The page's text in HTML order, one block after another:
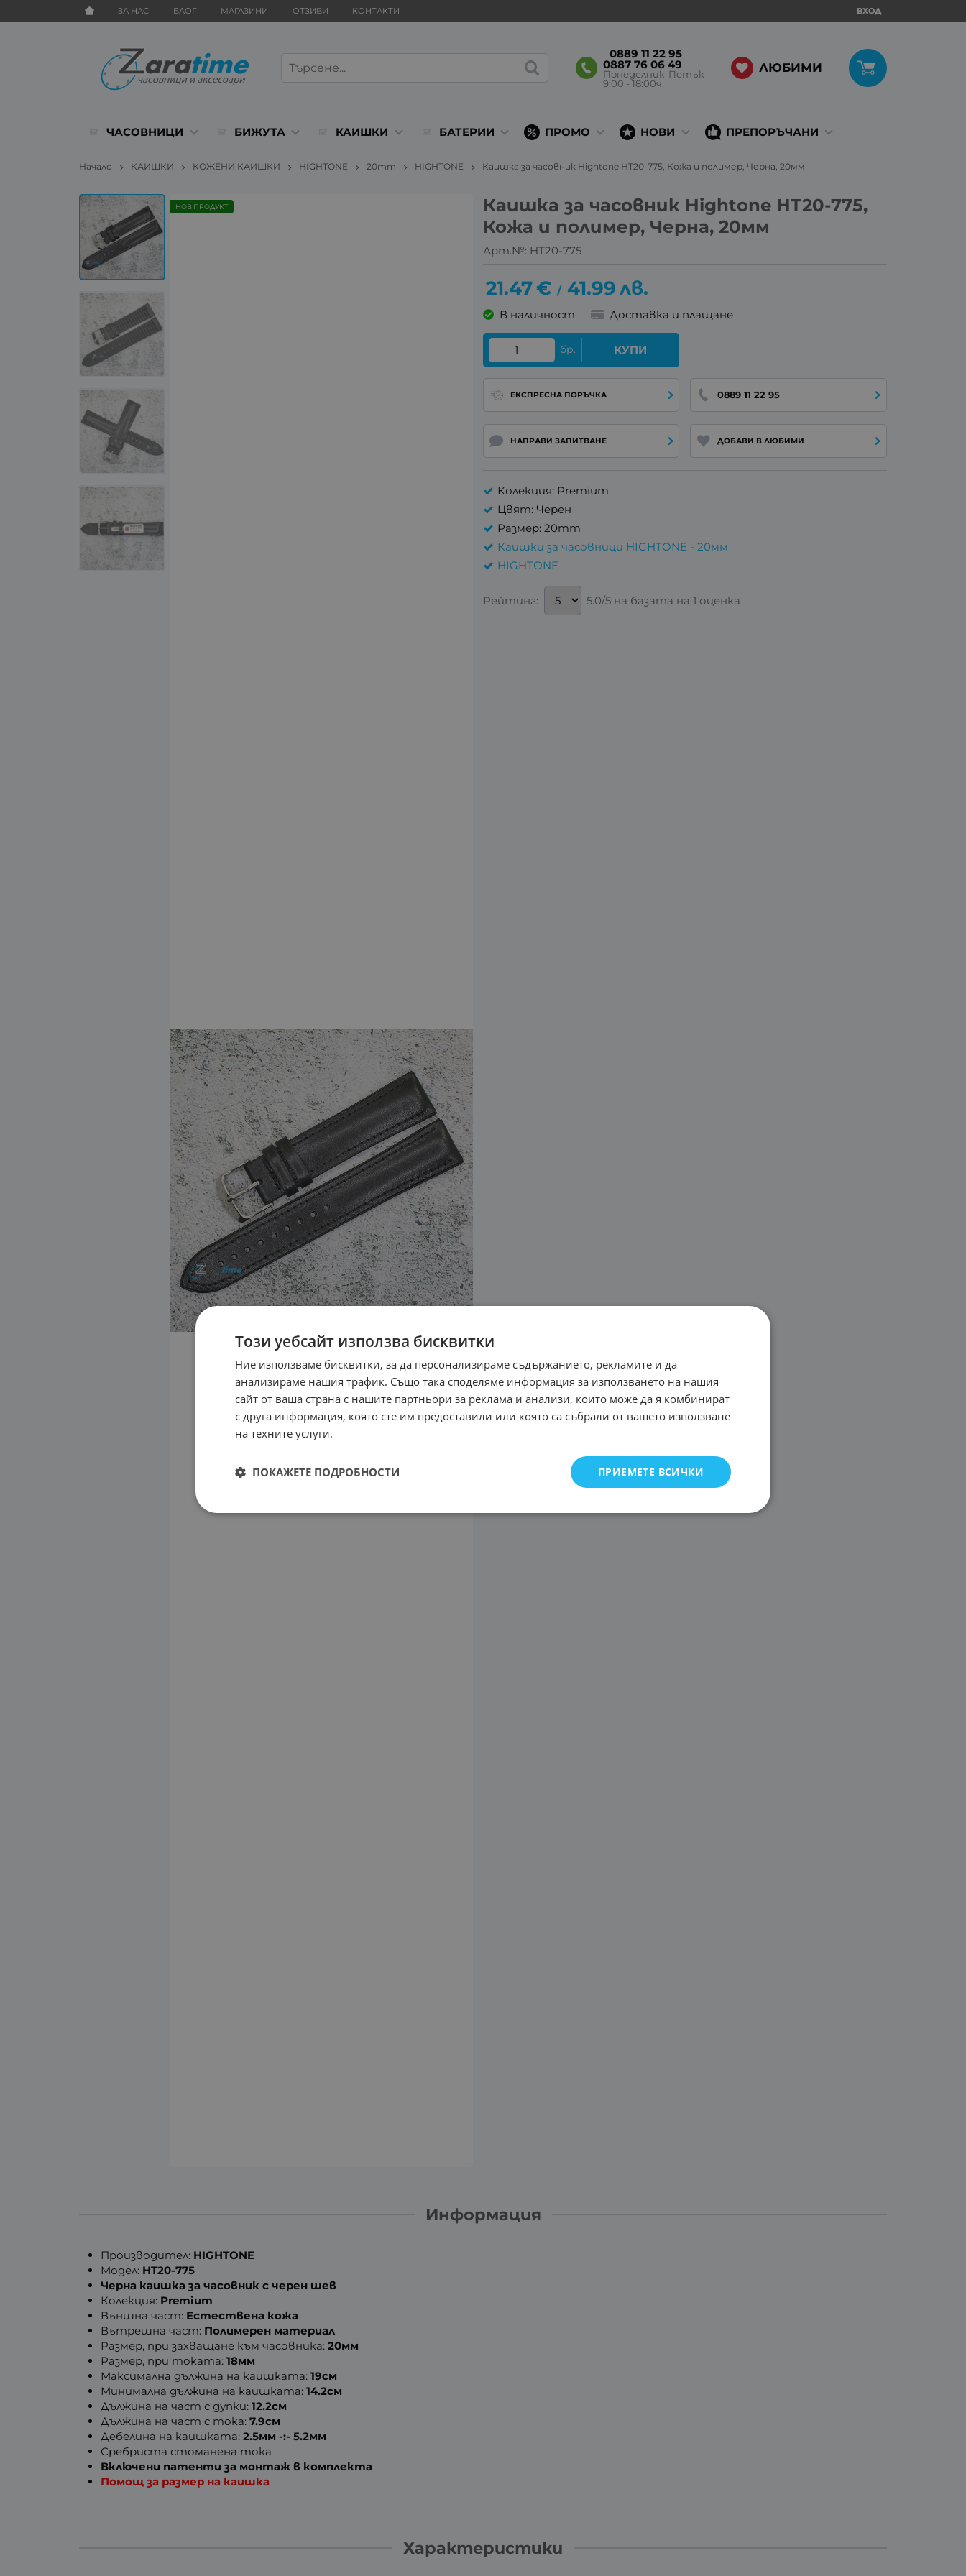
ЗА НАС БЛОГ МАГАЗИНИ ОТЗИВИ КОНТАКТИ ВХОД
0889 11 22 95
0887 76 06 49
Понеделник-Петък
9:00 - 18:00ч.
ЛЮБИМИ
ЧАСОВНИЦИ БИЖУТА КАИШКИ БАТЕРИИ ПРОМО НОВИ ПРЕПОРЪЧАНИ
Начало КАИШКИ КОЖЕНИ КАИШКИ HIGHTONE 20mm HIGHTONE Каишка за часовник Hightone HT20-775, Кожа и полимер, Черна, 20мм
Каишка за часовник Hightone HT20-775,
Кожа и полимер, Черна, 20мм
Арт.№: HT20-775
НОВ ПРОДУКТ
21.47€ / 41.99лв.
В наличност Доставка и плащане
бр. КУПИ
ЕКСПРЕСНА ПОРЪЧКА 0889 11 22 95
НАПРАВИ ЗАПИТВАНЕ ДОБАВИ В ЛЮБИМИ
Колекция: Premium
Цвят: Черен
Размер: 20mm
Каишки за часовници HIGHTONE - 20мм
HIGHTONE
Рейтинг: 5.0/5 на базата на 1 оценка
Информация
Производител: HIGHTONE
Модел: HT20-775
Черна каишка за часовник с черен шев
Колекция: Premium
Външна част: Естествена кожа
Вътрешна част: Полимерен материал
Размер, при захващане към часовника:20мм
Размер, при токата:18мм
Максимална дължина на каишката:19см
Минимална дължина на каишката:14.2см
Дължина на част с дупки: 12.2см
Дължина на част с тока: 7.9см
Дебелина на каишката:2.5мм -:- 5.2мм
Сребриста стоманена тока
Включени патенти за монтаж в комплекта
Помощ за размер на каишка
Характеристики
Този уебсайт използва бисквитки
Ние използваме бисквитки, за да персонализираме съдържанието, рекламите и да
анализираме нашия трафик. Също така споделяме информация за използването на нашия
сайт от ваша страна с нашите партньори за реклама и анализи, които може да я комбинират
с друга информация, която сте им предоставили или която са събрали от вашето използване
на техните услуги.
ПРИЕМЕТЕ ВСИЧКИ
ПОКАЖЕТЕ ПОДРОБНОСТИ